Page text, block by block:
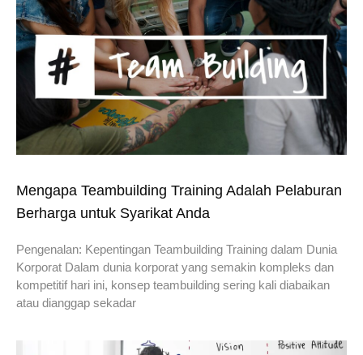
Mengapa Teambuilding Training Adalah Pelaburan
Berharga untuk Syarikat Anda
Pengenalan: Kepentingan Teambuilding Training dalam Dunia
Korporat Dalam dunia korporat yang semakin kompleks dan
kompetitif hari ini, konsep teambuilding sering kali diabaikan
atau dianggap sekadar